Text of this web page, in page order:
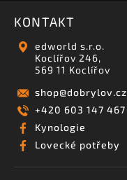
KONTAKT
edworld s.r.o.
Koclířov 246,
569 11 Koclířov
shop@dobrylov.cz
+420 603 147 467
Kynologie
Lovecké potřeby